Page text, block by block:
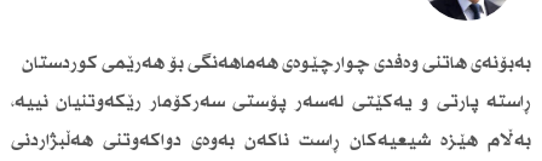
بەبۆنەی هاتنی وەفدی چوارچێوەی هەماهەنگی بۆ هەرێمی كوردستان
ڕاستە پارتی و یەكێتی لەسەر پۆستی سەركۆمار رێكەوتنیان نییە،
بەڵام هێزە شیعیەكان ڕاست ناكەن بەوەی دواكەوتنی هەڵبژاردنی